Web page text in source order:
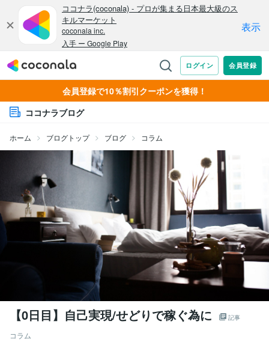
会員登録で10％割引クーポンを獲得！
ココナラブログ
ホーム ブログトップ ブログ コラム
【0日目】自己実現/せどりで稼ぐ為に 記事
コラム